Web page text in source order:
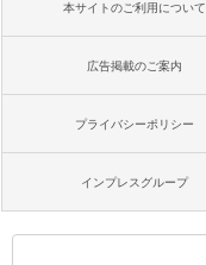
本サイトのご利用について
広告掲載のご案内
プライバシーポリシー
インプレスグループ